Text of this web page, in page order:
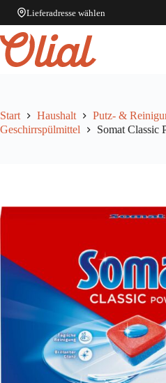
Lieferadresse wählen
Zum
Inhalt
springen
Start Haushalt
Putz- &
Geschirrspülmittel
Somat Classic